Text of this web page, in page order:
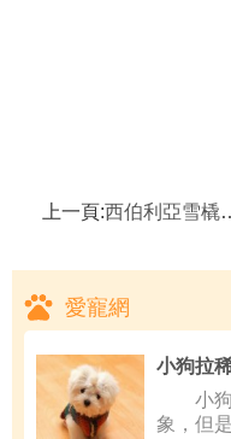
上一頁:西伯利亞雪橇犬品種介紹
愛寵網
小狗
象，但